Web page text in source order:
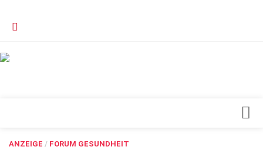
Blick ins Innere
ANZEIGE / FORUM GESUNDHEIT